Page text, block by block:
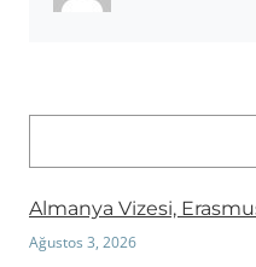
Almanya Vizesi,
Ağustos 3, 2026